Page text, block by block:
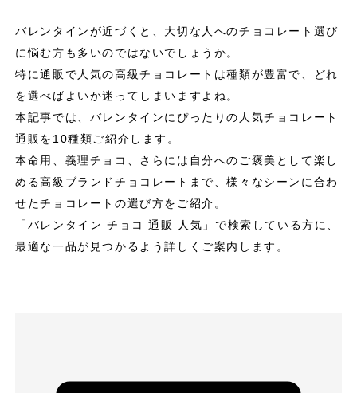
バレンタインが近づくと、大切な人へのチョコレート選び
に悩む方も多いのではないでしょうか。
特に通販で人気の高級チョコレートは種類が豊富で、どれ
を選べばよいか迷ってしまいますよね。
本記事では、バレンタインにぴったりの人気チョコレート
通販を10種類ご紹介します。
本命用、義理チョコ、さらには自分へのご褒美として楽し
める高級ブランドチョコレートまで、様々なシーンに合わ
せたチョコレートの選び方をご紹介。
「バレンタイン チョコ 通販 人気」で検索している方に、
最適な一品が見つかるよう詳しくご案内します。